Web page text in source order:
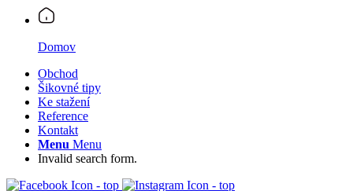
Domov
Obchod
Šikovné tipy
Ke stažení
Reference
Kontakt
Menu Menu
Invalid search form.